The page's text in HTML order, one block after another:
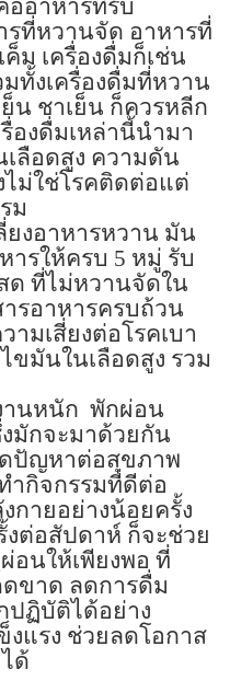
อาหารที่รับ
รที่หวานจัด อาหารที่
ม เครื่องดื่มก็เช่น
ทั้งเครื่องดื่มที่หวาน
น ชาเย็น ก็ควรหลีก
รื่องดื่มเหล่านี้นำมา
ลือดสูง ความดัน
ม่ใช่โรคติดต่อแต่
ม
อาหารหวาน มัน
ารให้ครบ 5 หมู่ รับ
ด ที่ไม่หวานจัดใน
รอาหารครบถ้วน
มเสี่ยงต่อโรคเบา
มันในเลือดสูง รวม
หนัก พักผ่อน
มักจะมาด้วยกัน
ดปัญหาต่อสุขภาพ
ำกิจกรรมที่ดีต่อ
กายอย่างน้อยครั้ง
งต่อสัปดาห์ ก็จะช่วย
อนให้เพียงพอ ที่
ขาด ลดการดื่ม
ปฏิบัติได้อย่าง
แรง ช่วยลดโอกาส
ด้